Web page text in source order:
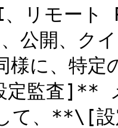
、リモー
公開、ク
様に、特
査]** メ
て、**\[